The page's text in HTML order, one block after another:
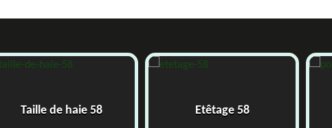
Taille de haie 58 Etêtage 58